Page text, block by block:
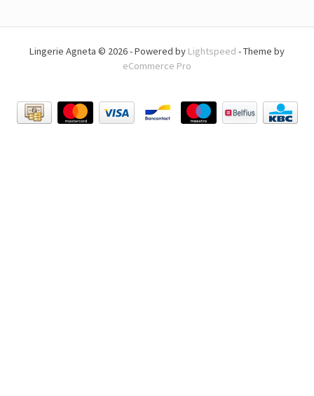
Lingerie Agneta © 2026 - Powered by Lightspeed - Theme by
eCommerce Pro